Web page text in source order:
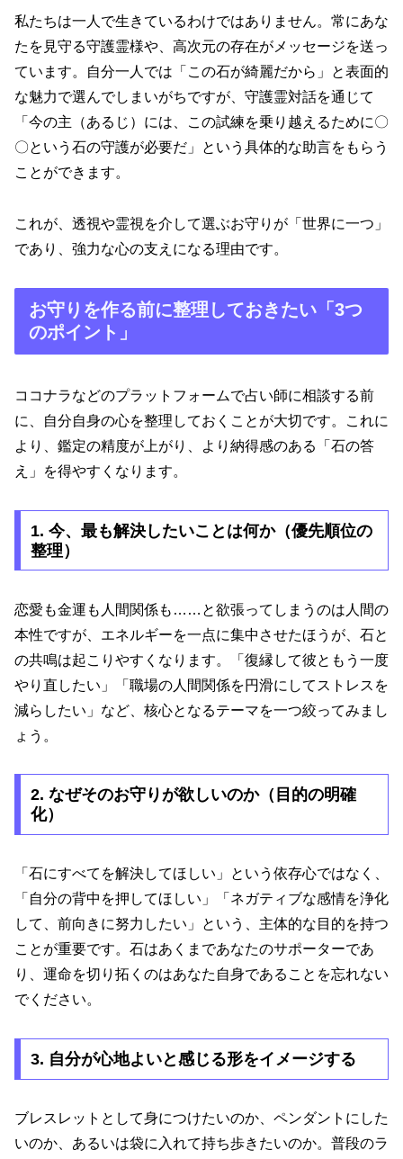
私たちは一人で生きているわけではありません。常にあな
たを見守る守護霊様や、高次元の存在がメッセージを送っ
ています。自分一人では「この石が綺麗だから」と表面的
な魅力で選んでしまいがちですが、守護霊対話を通じて
「今の主（あるじ）には、この試練を乗り越えるために〇
〇という石の守護が必要だ」という具体的な助言をもらう
ことができます。
これが、透視や霊視を介して選ぶお守りが「世界に一つ」
であり、強力な心の支えになる理由です。
お守りを作る前に整理しておきたい「3つ
のポイント」
ココナラなどのプラットフォームで占い師に相談する前
に、自分自身の心を整理しておくことが大切です。これに
より、鑑定の精度が上がり、より納得感のある「石の答
え」を得やすくなります。
1. 今、最も解決したいことは何か（優先順位の
整理）
恋愛も金運も人間関係も……と欲張ってしまうのは人間の
本性ですが、エネルギーを一点に集中させたほうが、石と
の共鳴は起こりやすくなります。「復縁して彼ともう一度
やり直したい」「職場の人間関係を円滑にしてストレスを
減らしたい」など、核心となるテーマを一つ絞ってみまし
ょう。
2. なぜそのお守りが欲しいのか（目的の明確
化）
「石にすべてを解決してほしい」という依存心ではなく、
「自分の背中を押してほしい」「ネガティブな感情を浄化
して、前向きに努力したい」という、主体的な目的を持つ
ことが重要です。石はあくまであなたのサポーターであ
り、運命を切り拓くのはあなた自身であることを忘れない
でください。
3. 自分が心地よいと感じる形をイメージする
ブレスレットとして身につけたいのか、ペンダントにした
いのか、あるいは袋に入れて持ち歩きたいのか。普段のラ